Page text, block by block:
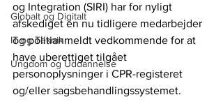
Globalt og Digitalt
IT og Teknik
Ungdom og Uddannelse
og Integration (SIRI) har for nyligt
afskediget en nu tidligere medarbejder
og politianmeldt vedkommende for at
have uberettiget tilgået
personoplysninger i CPR-registeret
og/eller sagsbehandlingssystemet.